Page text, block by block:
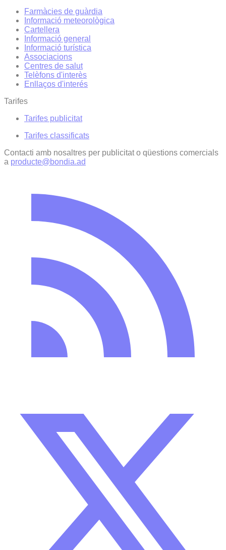
Farmàcies de guàrdia
Informació meteorològica
Cartellera
Informació general
Informació turística
Associacions
Centres de salut
Telèfons d'interès
Enllaços d'interés
Tarifes
Tarifes publicitat
Tarifes classificats
Contacti amb nosaltres per publicitat o qüestions comercials
a producte@bondia.ad